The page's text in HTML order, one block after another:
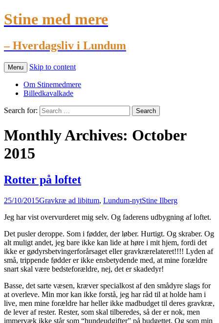
Stine med mere
– Hverdagsliv i Lundum
Menu Skip to content
Om Stinemedmere
Billedkavalkade
Search for:
Monthly Archives: October
2015
Rotter på loftet
25/10/2015Gravkræ ad libitum, Lundum-nytStine Ilberg
Jeg har vist overvurderet mig selv. Og faderens udbygning af loftet.
Det pusler deroppe. Som i fødder, der løber. Hurtigt. Og skraber. Og
alt muligt andet, jeg bare ikke kan lide at høre i mit hjem, fordi det
ikke er gødyrsbetvingerforårsaget eller gravkrærelateret!!!! Lyden af
små, trippende fødder er ikke ensbetydende med, at mine forældre
snart skal være bedsteforældre, nej, det er skadedyr!
Basse, det sarte væsen, kræver specialkost af den smådyre slags for
at overleve. Min mor kan ikke forstå, jeg har råd til at holde ham i
live, men mine forældre har heller ikke madbudget til deres gravkræ,
de lever af rester. Rester, som skal tilberedes, så der er nok, men
immervæk ikke står som “hundeudgifter” på budgettet. Og som min